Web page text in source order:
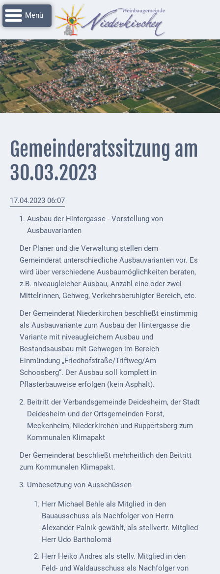
Navigation
überspringen
Startseite
Grussworte
Rathaus
Unser
Niederkirchen
Impressionen
Nachrichtenarchiv
Verbandsgemeinde
Deidesheim
Polizei +
Feuerwehrmeldungen
Externe
Behörden
Gottesdienste
Infrastruktur
und
Versorgung
Abfallentsorgung
Energieversorgung
Telekommunikation
Post
Wasser-
Abwasser
Defibrillatoren
Katastrophenschutz
Gemeinderatssitzung am
30.03.2023
17.04.2023 06:07
Ausbau der Hintergasse - Vorstellung von
Ausbauvarianten
Der Planer und die Verwaltung stellen dem
Gemeinderat unterschiedliche Ausbauvarianten vor. Es
wird über verschiedene Ausbaumöglichkeiten beraten,
z.B. niveaugleicher Ausbau, Anzahl eine oder zwei
Mittelrinnen, Gehweg, Verkehrsberuhigter Bereich, etc.
Der Gemeinderat Niederkirchen beschließt einstimmig
als Ausbauvariante zum Ausbau der Hintergasse die
Variante mit niveaugleichem Ausbau und
Bestandsausbau mit Gehwegen im Bereich
Einmündung „Friedhofstraße/Triftweg/Am
Schoosberg“. Der Ausbau soll komplett in
Pflasterbauweise erfolgen (kein Asphalt).
Beitritt der Verbandsgemeinde Deidesheim, der Stadt
Deidesheim und der Ortsgemeinden Forst,
Meckenheim, Niederkirchen und Ruppertsberg zum
Kommunalen Klimapakt
Der Gemeinderat beschließt mehrheitlich den Beitritt
zum Kommunalen Klimapakt.
Umbesetzung von Ausschüssen
Herr Michael Behle als Mitglied in den
Bauausschuss als Nachfolger von Herrn
Alexander Palnik gewählt, als stellvertr. Mitglied
Herr Udo Bartholomä
Herr Heiko Andres als stellv. Mitglied in den
Feld- und Waldausschuss als Nachfolger von